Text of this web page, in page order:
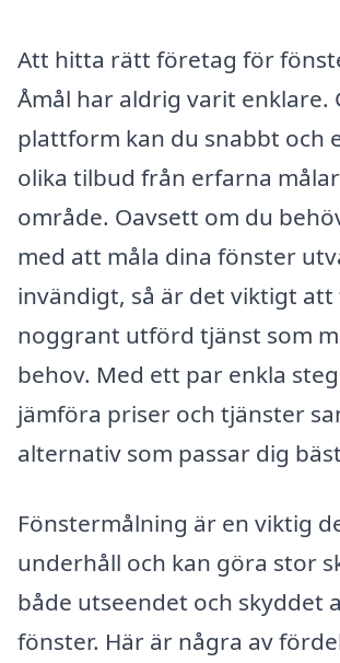
Att hitta rätt företag för
Åmål har aldrig varit enklare.
plattform kan du snabbt och
olika tilbud från erfarna
område. Oavsett om du
med att måla dina fönster
invändigt, så är det viktigt att
noggrant utförd tjänst som
behov. Med ett par enkla
jämföra priser och tjänster
alternativ som passar dig
Fönstermålning är en viktig
underhåll och kan göra stor
både utseendet och skyddet
fönster. Här är några av